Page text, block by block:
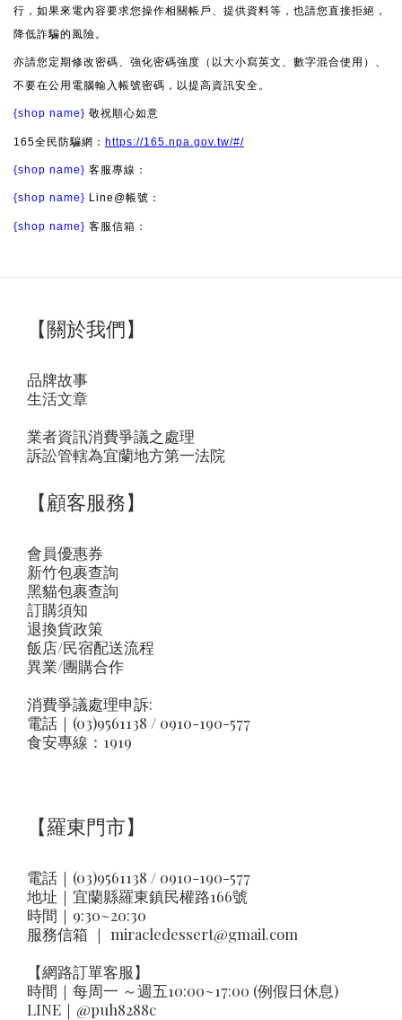
行，如果來電內容要求您操作相關帳戶、提供資料等，也請您直接拒絕，
降低詐騙的風險。
亦請您定期修改密碼、強化密碼強度（以大小寫英文、數字混合使用）、
不要在公用電腦輸入帳號密碼，以提高資訊安全。
{shop name} 敬祝順心如意
165全民防騙網： https://165.npa.gov.tw/#/
{shop name} 客服專線：
{shop name} Line@帳號：
{shop name} 客服信箱：
【關於我們】
品牌故事
生活文章
業者資訊消費爭議之處理
訴訟管轄為宜蘭地方第一法院
【顧客服務】
會員優惠券
新竹包裹查詢
黑貓包裹查詢
訂購須知
退換貨政策
飯店/民宿配送流程
異業/團購合作
消費爭議處理申訴:
電話｜(03)9561138 / 0910-190-577
食安專線：1919
【羅東門市】
電話｜(03)9561138 / 0910-190-577
地址｜ 宜蘭縣羅東鎮民權路166號
時間｜9:30~20:30
服務信箱 ｜ miracledessert@gmail.com
【網路訂單客服】
時間｜每周一 ～週五10:00~17:00 (例假日休息)
LINE｜ @puh8288c